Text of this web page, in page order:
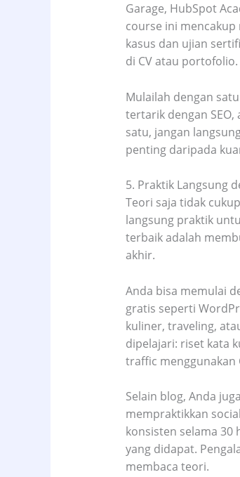
Garage, HubSpot
course ini
kasus dan ujian
di CV atau portofolio.
Mulailah dengan
tertarik dengan SEO,
satu, jangan
penting daripada
5. Praktik Langsung
Teori saja tidak
langsung praktik
terbaik adalah
akhir.
Anda bisa memulai
gratis seperti
kuliner, traveling,
dipelajari: riset kata
traffic menggunakan
Selain blog, Anda
mempraktikkan
konsisten selama 30
yang didapat.
membaca teori.